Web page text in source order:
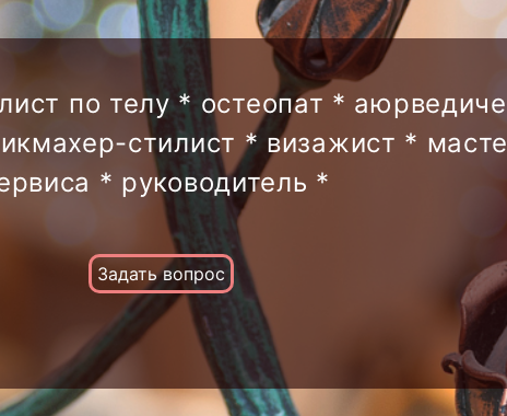
по телу * остеопат *
стилист * визажист *
* руководитель *
Задать вопрос